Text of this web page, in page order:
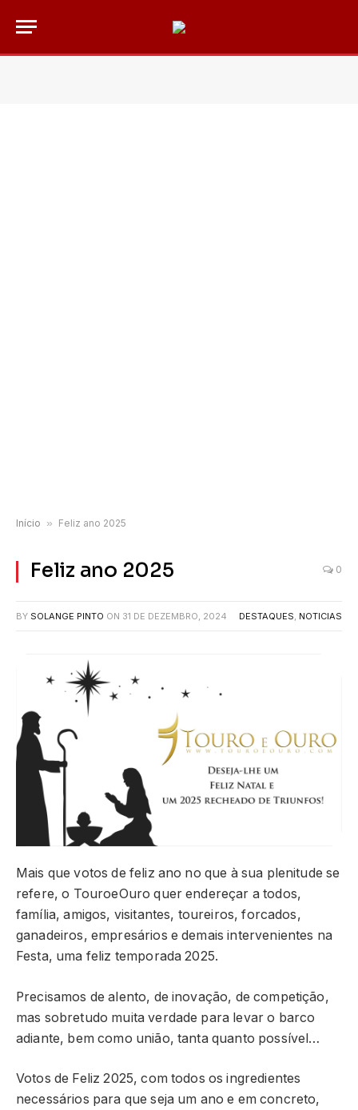
Início » Feliz ano 2025
Feliz ano 2025 0
BY SOLANGE PINTO ON 31 DE DEZEMBRO, 2024 DESTAQUES, NOTICIAS
Mais que votos de feliz ano no que à sua plenitude se
refere, o TouroeOuro quer endereçar a todos,
família, amigos, visitantes, toureiros, forcados,
ganadeiros, empresários e demais intervenientes na
Festa, uma feliz temporada 2025.
Precisamos de alento, de inovação, de competição,
mas sobretudo muita verdade para levar o barco
adiante, bem como união, tanta quanto possível…
Votos de Feliz 2025, com todos os ingredientes
necessários para que seja um ano e em concreto,